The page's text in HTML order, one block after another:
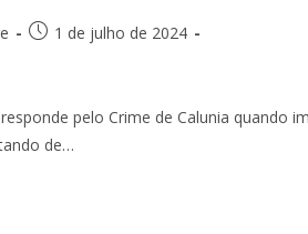
1 de julho de 2024
responde pelo Crime de Calunia quando
de…